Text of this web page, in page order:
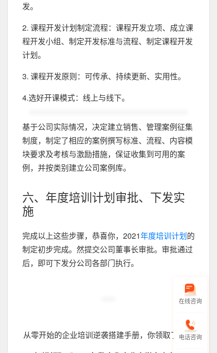
发。
2. 课程开发计划制定流程：课程开发立项、成立课
程开发小组、制定开发标准与流程、制定课程开发
计划。
3. 课程开发原则：可传承、持续更新、实用性。
4.选好开课模式：线上与线下。
基于公司实际情况，决定建立销售、管理案例征集
制度，制定了相应的案例撰写标准、流程、内容模
块要求及考核与激励措施，保证收集到可用的案
例，并按类别建立公司案例库。
六、年度培训计划审批、下发实
施
完成以上这些步骤，恭喜你，2021年度培训计划的
制定初步完成。然提交公司董事长审批。审批通过
后，即可下发分公司各部门执行。
从零开始的企业培训逆袭搭建手册，你领取了吗？
在线咨询
电话咨询